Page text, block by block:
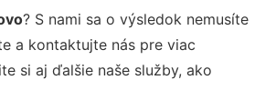
? S nami sa o výsledok nemusíte
a kontaktujte nás pre viac
si aj ďalšie naše služby, ako